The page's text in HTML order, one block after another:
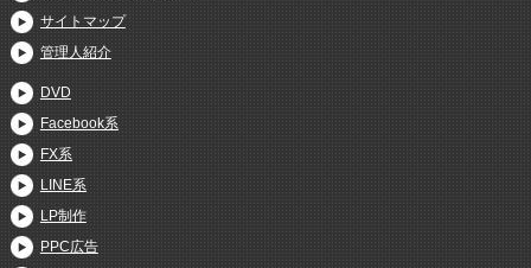
サイトマップ
管理人紹介
DVD
Facebook系
FX系
LINE系
LP制作
PPC広告